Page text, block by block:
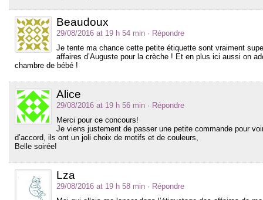
Beaudoux
29/08/2016 at 19 h 54 min · Répondre
Je tente ma chance cette petite étiquette sont vraiment
affaires d’Auguste pour la crèche ! Et en plus ici aussi on
chambre de bébé !
Alice
29/08/2016 at 19 h 56 min · Répondre
Merci pour ce concours!
Je viens justement de passer une petite commande pour
d’accord, ils ont un joli choix de motifs et de couleurs,
Belle soirée!
Lza
29/08/2016 at 19 h 58 min · Répondre